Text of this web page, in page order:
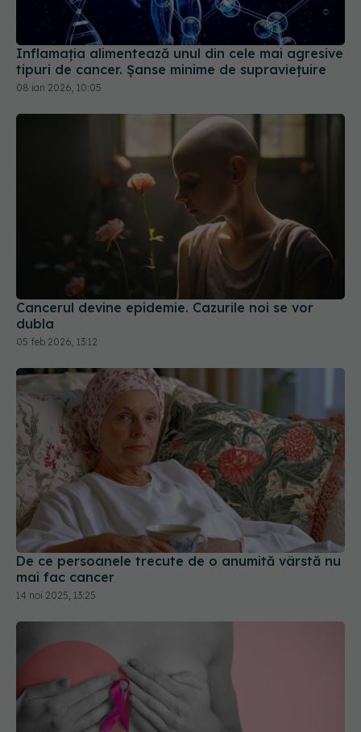
Inflamația alimentează unul din cele mai agresive
tipuri de cancer. Șanse minime de supraviețuire
08 ian 2026, 10:05
Cancerul devine epidemie. Cazurile noi se vor
dubla
05 feb 2026, 13:12
De ce persoanele trecute de o anumită vârstă nu
mai fac cancer
14 noi 2025, 13:25